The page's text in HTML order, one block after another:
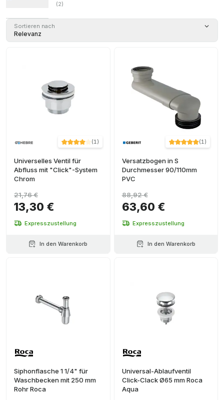
(2)
Sortieren nach
Relevanz
(1)
Universelles Ventil für
Abfluss mit "Click"-System
Chrom
13,30 €
21,76 €
Expresszustellung
In den Warenkorb
(1)
Versatzbogen in S
Durchmesser 90/110mm
PVC
63,60 €
88,92 €
Expresszustellung
In den Warenkorb
Siphonflasche 1 1/4" für
Waschbecken mit 250 mm
Rohr Roca
Universal-Ablaufventil
Click-Clack Ø65 mm Roca
Aqua